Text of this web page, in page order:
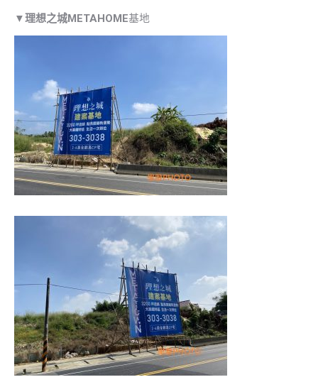
▼理想之城METAHOME基地